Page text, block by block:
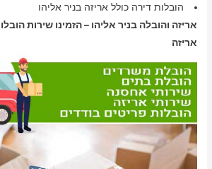
הובלות דירה כולל אריזה בניר אליהו
אריזה והובלה בניר אליהו – הזמינו שירות
אריזה